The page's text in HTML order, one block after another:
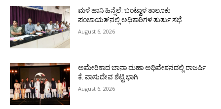
ಮಳೆ ಹಾನಿ ಹಿನ್ನೆಲೆ: ಬಂಟ್ವಾಳ ತಾಲೂಕು
ಪಂಚಾಯತ್‌ನಲ್ಲಿ ಅಧಿಕಾರಿಗಳ ತುರ್ತು ಸಭೆ
August 6, 2026
ಅಮೇರಿಕಾದ ಬಾನಾ ಮಹಾ ಅಧಿವೇಶನದಲ್ಲಿ ರಾಜರ್ಷಿ
ಕೆ. ವಾಸುದೇವ ಶೆಟ್ಟಿ ಭಾಗಿ
August 6, 2026